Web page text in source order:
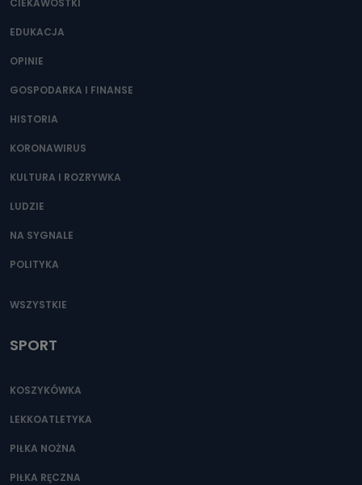
CIEKAWOSTKI
EDUKACJA
OPINIE
GOSPODARKA I FINANSE
HISTORIA
KORONAWIRUS
KULTURA I ROZRYWKA
LUDZIE
NA SYGNALE
POLITYKA
WSZYSTKIE
SPORT
KOSZYKÓWKA
LEKKOATLETYKA
PIŁKA NOŻNA
PIŁKA RĘCZNA